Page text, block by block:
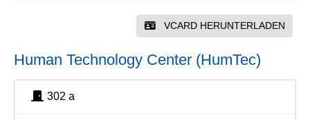
VCARD HERUNTERLADEN
Human Technology Center (HumTec)
302 a